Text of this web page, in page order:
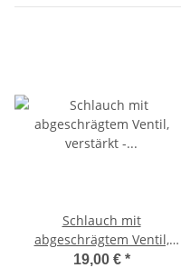
Schlauch mit
abgeschrägtem Ventil,
verstärkt - OHNE
19,00 € *